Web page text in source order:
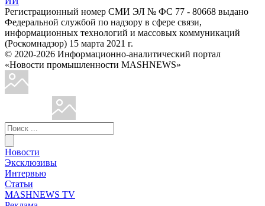
Регистрационный номер СМИ ЭЛ № ФС 77 - 80668 выдано
Федеральной службой по надзору в сфере связи,
информационных технологий и массовых коммуникаций
(Роскомнадзор) 15 марта 2021 г.
© 2020-2026 Информационно-аналитический портал
«Новости промышленности MASHNEWS»
Новости
Эксклюзивы
Интервью
Статьи
MASHNEWS TV